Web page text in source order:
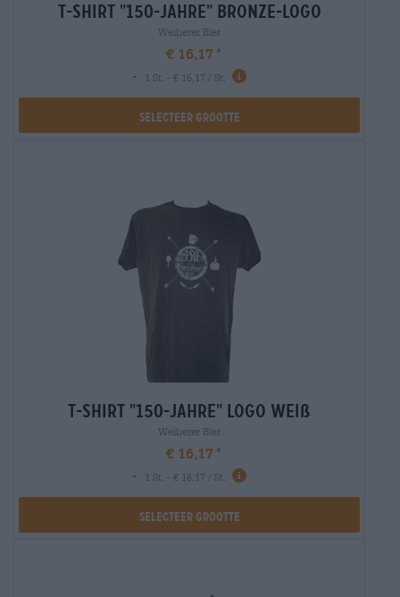
t-shirt "150-jahre" bronze-logo
Weiherer Bier
€ 16,17
-
1 St. - € 16,17 / St.
Selecteer Grootte
t-shirt "150-jahre" logo weiß
Weiherer Bier
€ 16,17
-
1 St. - € 16,17 / St.
Selecteer Grootte